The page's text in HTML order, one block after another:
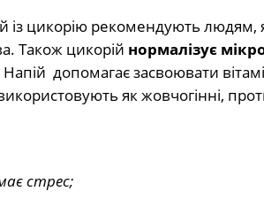
із цикорію рекомендують
Також цикорій нормалізує
Напій допомагає засвоювати
як жовчогінні,
стрес;